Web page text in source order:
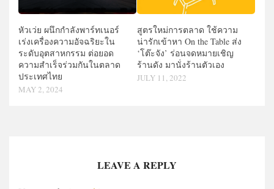
หัวเว่ย ผนึกกำลังพาร์ทเนอร์
เร่งเครื่องความอัจฉริยะใน
ระดับอุตสาหกรรม ต่อยอด
ความสำเร็จร่วมกันในตลาด
ประเทศไทย
MAY 2, 2024
สูตรใหม่การตลาด ใช้ความ
น่ารักเข้าหา On the Table ส่ง
‘โต๊ะจัง’ ร่อนจดหมายเชิญ
ร้านดัง มานั่งร้านตัวเอง
JULY 11, 2022
LEAVE A REPLY